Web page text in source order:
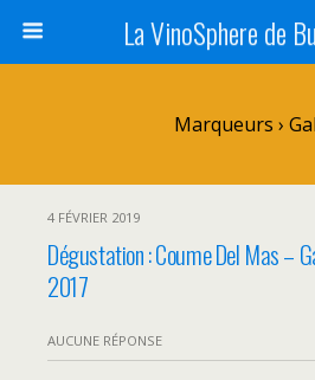
La VinoSphere de
Marqueurs ›
4 FÉVRIER 2019
Dégustation : Coume Del Mas –
2017
AUCUNE RÉPONSE